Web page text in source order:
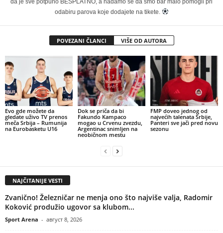
odabiru parova koje dodajete na tikete.
POVEZANI ČLANCI VIŠE OD AUTORA
Evo gde možete da
gledate uživo TV prenos
meča Srbija – Rumunija
na Eurobasketu U16
Dok se priča da bi
Fakundo Kampaco
mogao u Crvenu zvezdu,
Argentinac snimljen na
neobičnom mestu
FMP doveo jednog od
najvećih talenata Srbije,
Panteri sve jači pred novu
sezonu
NAJČITANIJE VESTI
Zvanično! Železničar ne menja ono što najviše valja, Radomir
Koković produžio ugovor sa klubom...
Sport Arena - август 8, 2026